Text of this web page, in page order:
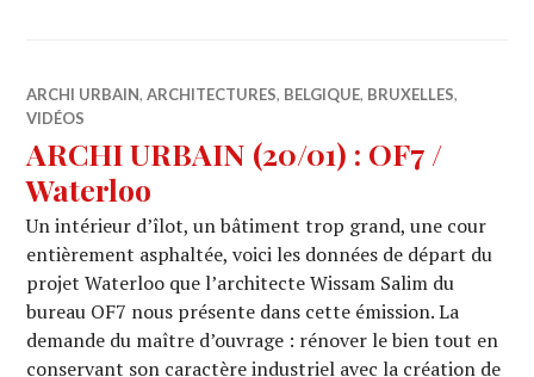
ARCHI URBAIN,ARCHITECTURES, BELGIQUE, BRUXELLES,
VIDÉOS
ARCHI URBAIN (20/01) : OF7 /
Waterloo
Un intérieur d’îlot, un bâtiment trop grand, une cour
entièrement asphaltée, voici les données de départ du
projet Waterloo que l’architecte Wissam Salim du
bureau OF7 nous présente dans cette émission. La
demande du maître d’ouvrage : rénover le bien tout en
conservant son caractère industriel avec la création de